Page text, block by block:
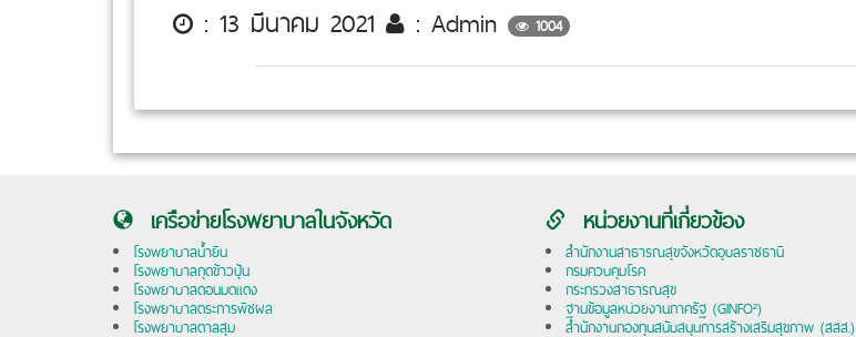
: 13 มีนาคม 2021 : Admin 1004
เครือข่ายโรงพยาบาลในจังหวัด
โรงพยาบาลน้ำยืน
โรงพยาบาลกุดข้าวปุ้น
โรงพยาบาลดอนมดแดง
โรงพยาบาลตระการพืชผล
โรงพยาบาลตาลสุม
หน่วยงานที่เกี่ยวข้อง
สำนักงานสาธารณสุขจังหวัดอุบลราชธานี
กรมควบคุมโรค
กระทรวงสาธารณสุข
ฐานข้อมูลหน่วยงานภาครัฐ (GINFO²)
สำนักงานกองทุนสนับสนุนการสร้างเสริมสุขภาพ (สสส.)